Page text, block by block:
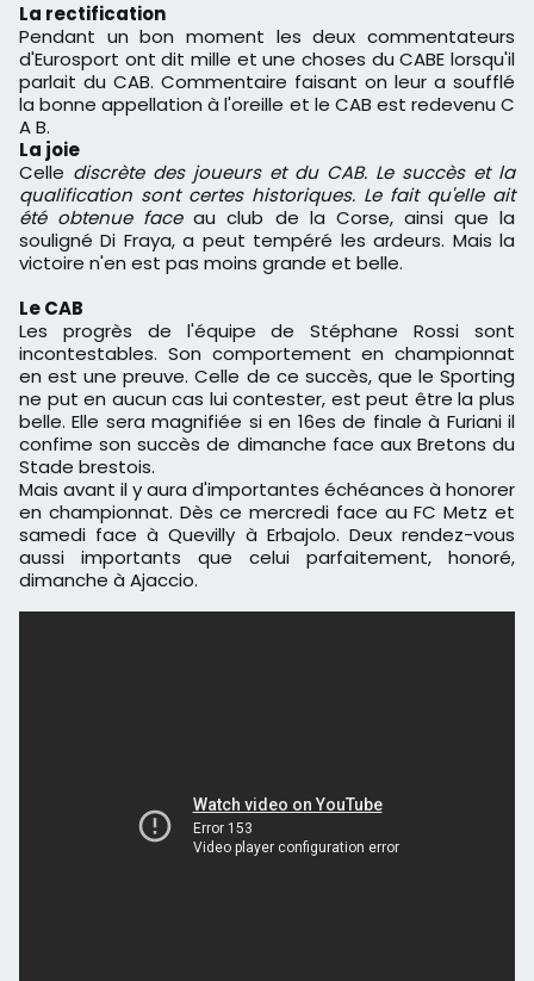
La rectification
Pendant un bon moment les deux commentateurs
d'Eurosport ont dit mille et une choses du CABE lorsqu'il
parlait du CAB. Commentaire faisant on leur a soufflé
la bonne appellation à l'oreille et le CAB est redevenu C
A B.
La joie
Celle discrète des joueurs et du CAB. Le succès et la
qualification sont certes historiques. Le fait qu'elle ait
été obtenue faceau club de la Corse, ainsi que la
souligné Di Fraya, a peut tempéré les ardeurs. Mais la
victoire n'en est pas moins grande et belle.
Le CAB
Les progrès de l'équipe de Stéphane Rossi sont
incontestables. Son comportement en championnat
en est une preuve. Celle de ce succès, que le Sporting
ne put en aucun cas lui contester, est peut être la plus
belle. Elle sera magnifiée si en 16es de finale à Furiani il
confime son succès de dimanche face aux Bretons du
Stade brestois.
Mais avant il y aura d'importantes échéances à honorer
en championnat. Dès ce mercredi face au FC Metz et
samedi face à Quevilly à Erbajolo. Deux rendez-vous
aussi importants que celui parfaitement, honoré,
dimanche à Ajaccio.